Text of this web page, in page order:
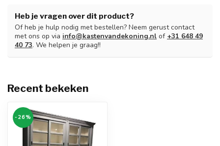
Heb je vragen over dit product?
Of heb je hulp nodig met bestellen? Neem gerust contact
met ons op via info@kastenvandekoning.nl of +31 648 49
40 73. We helpen je graag!!
Recent bekeken
-26%